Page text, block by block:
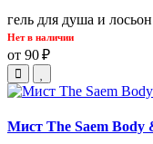
гель для душа и лосьон
Нет в наличии
от 90 ₽
Мист The Saem Body